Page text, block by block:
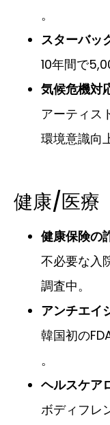
。
スターバッ
10年間で
気候危機対
アーティス
環境意識向
健康/医療
健康保険の
不必要な入
調査中。
アンチエイ
韓国初の
。
ヘルスケア
ボディフレ